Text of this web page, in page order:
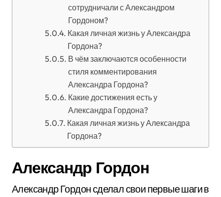
сотрудничали с Александром
Гордоном?
Какая личная жизнь у Александра
Гордона?
В чём заключаются особенности
стиля комментирования
Александра Гордона?
Какие достижения есть у
Александра Гордона?
Какая личная жизнь у Александра
Гордона?
Александр Гордон
Александр Гордон сделал свои первые шаги в